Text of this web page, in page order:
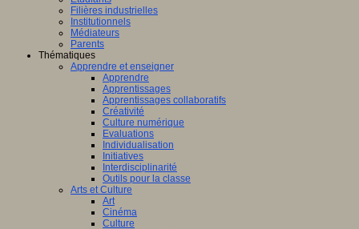
Filières industrielles
Institutionnels
Médiateurs
Parents
Thématiques
Apprendre et enseigner
Apprendre
Apprentissages
Apprentissages collaboratifs
Créativité
Culture numérique
Evaluations
Individualisation
Initiatives
Interdisciplinarité
Outils pour la classe
Arts et Culture
Art
Cinéma
Culture